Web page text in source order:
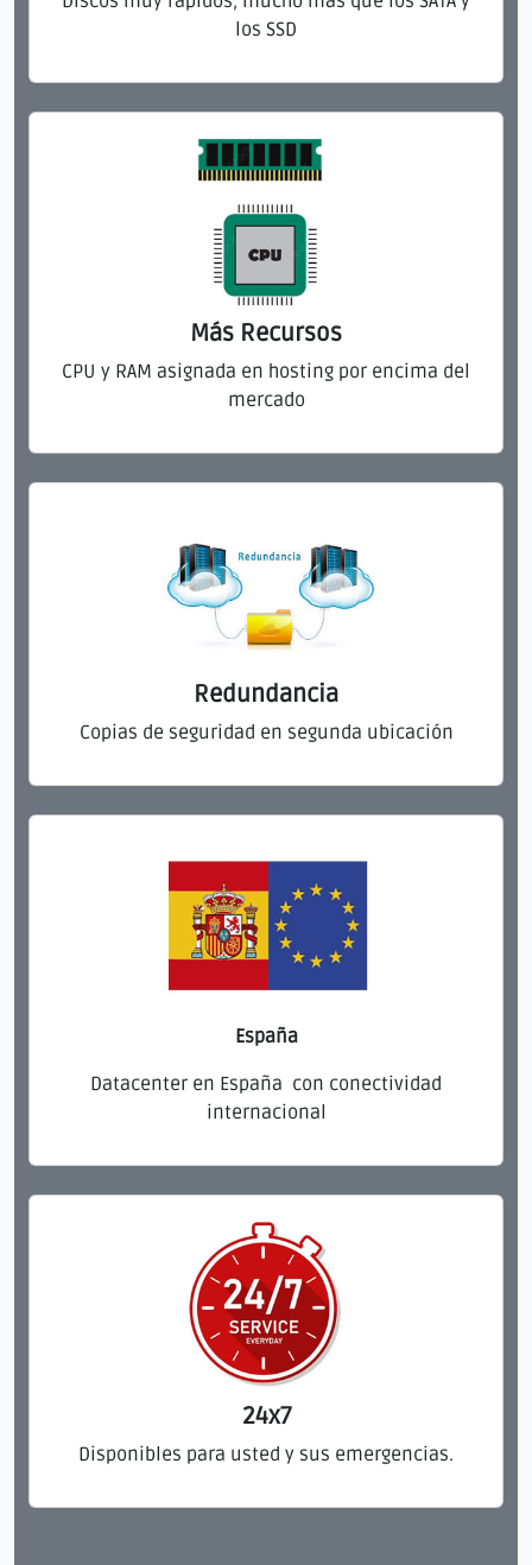
los SSD
Más Recursos
CPU y RAM asignada en hosting por encima del
mercado
Redundancia
Copias de seguridad en segunda ubicación
España
Datacenter en España con conectividad
internacional
24x7
Disponibles para usted y sus emergencias.